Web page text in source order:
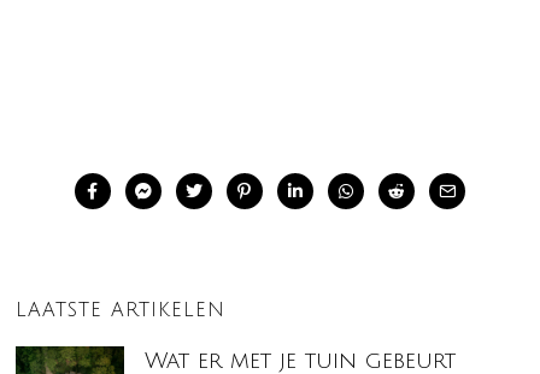
LAATSTE ARTIKELEN
Wat er met je tuin gebeurt